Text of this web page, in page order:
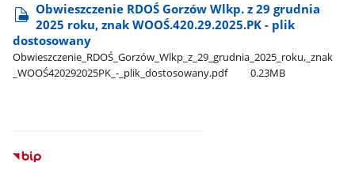
Obwieszczenie RDOŚ Gorzów Wlkp. z 29 grudnia
2025 roku, znak WOOŚ.420.29.2025.PK - plik
dostosowany
Obwieszczenie​_RDOŚ​_Gorzów​_Wlkp​_z​_29​_grudnia​_2025​_roku,​_znak​
_WOOŚ420292025PK​_-​_plik​_dostosowany.pdf
0.23MB